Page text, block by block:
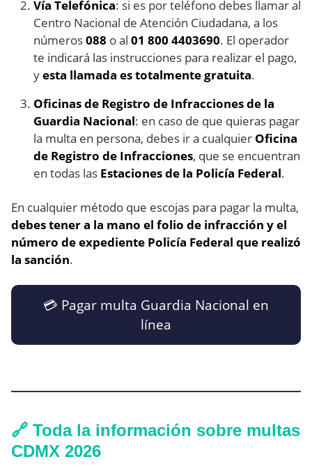
Vía Telefónica: si es por teléfono debes llamar al
Centro Nacional de Atención Ciudadana, a los
números088 o al 01 800 4403690. El operador
te indicará las instrucciones para realizar el pago,
yesta llamada es totalmente gratuita.
Oficinas de Registro de Infracciones de la
Guardia Nacional: en caso de que quieras pagar
la multa en persona, debes ir a cualquier Oficina
de Registro de Infracciones, que se encuentran
en todas las Estaciones de la Policía Federal.
En cualquier método que escojas para pagar la multa,
debes tener a la mano el folio de infracción y el
número de expediente Policía Federal que realizó
la sanción.
💳​ Pagar multa Guardia Nacional en
línea
🔗 Toda la información sobre multas
CDMX 2026